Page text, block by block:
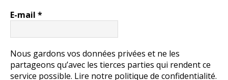
E-mail *
Nous gardons vos données privées et ne les
partageons qu’avec les tierces parties qui rendent ce
service possible. Lire notre politique de confidentialité.